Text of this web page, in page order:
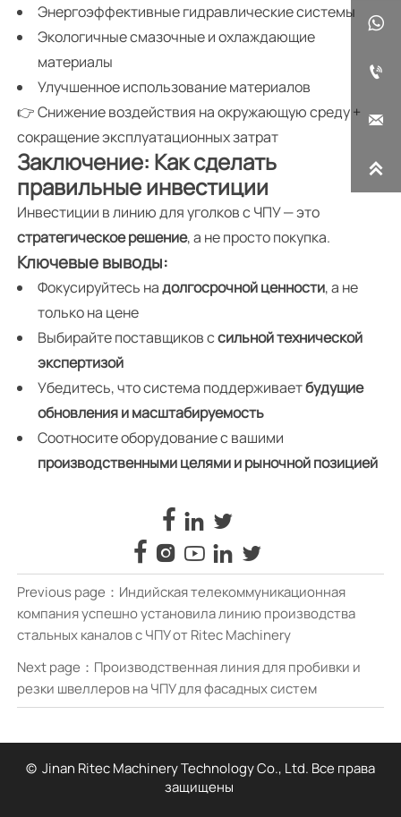
Энергоэффективные гидравлические системы
Экологичные смазочные и охлаждающие
материалы
Улучшенное использование материалов
👉 Снижение воздействия на окружающую среду +
сокращение эксплуатационных затрат
Заключение: Как сделать
правильные инвестиции
Инвестиции в линию для уголков с ЧПУ — это
стратегическое решение, а не просто покупка.
Ключевые выводы:
Фокусируйтесь надолгосрочной ценности, а не
только на цене
Выбирайте поставщиков ссильной технической
экспертизой
Убедитесь, что система поддерживаетбудущие
обновления и масштабируемость
Соотносите оборудование с вашими
производственными целями и рыночной позицией
  
    
Previous page： Индийская телекоммуникационная
компания успешно установила линию производства
стальных каналов с ЧПУ от Ritec Machinery
Next page： Производственная линия для пробивки и
резки швеллеров на ЧПУ для фасадных систем
© Jinan Ritec Machinery Technology Co., Ltd. Все права
защищены



